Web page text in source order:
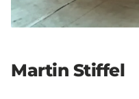
Martin Stiffel